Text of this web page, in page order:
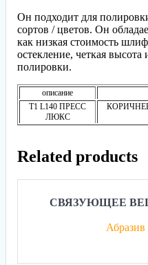
Он подходит для
сортов / цветов. Он
как низкая стоимость
остекление, четкая
полировки.
описание
T1 L140 ПРЕСС
ЛЮКС
Related products
СВЯЗУЮЩЕЕ
Абразив